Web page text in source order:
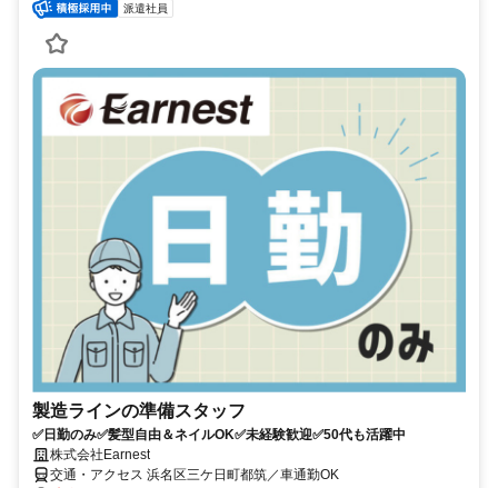
派遣社員
製造ラインの準備スタッフ
✅日勤のみ✅髪型自由＆ネイルOK✅未経験歓迎✅50代も活躍中
株式会社Earnest
交通・アクセス 浜名区三ケ日町都筑／車通勤OK